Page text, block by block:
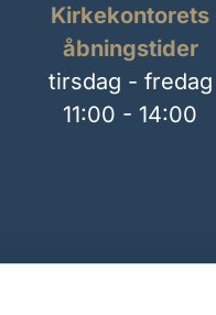
Kirkekontorets
åbningstider
tirsdag - fredag
11:00 - 14:00